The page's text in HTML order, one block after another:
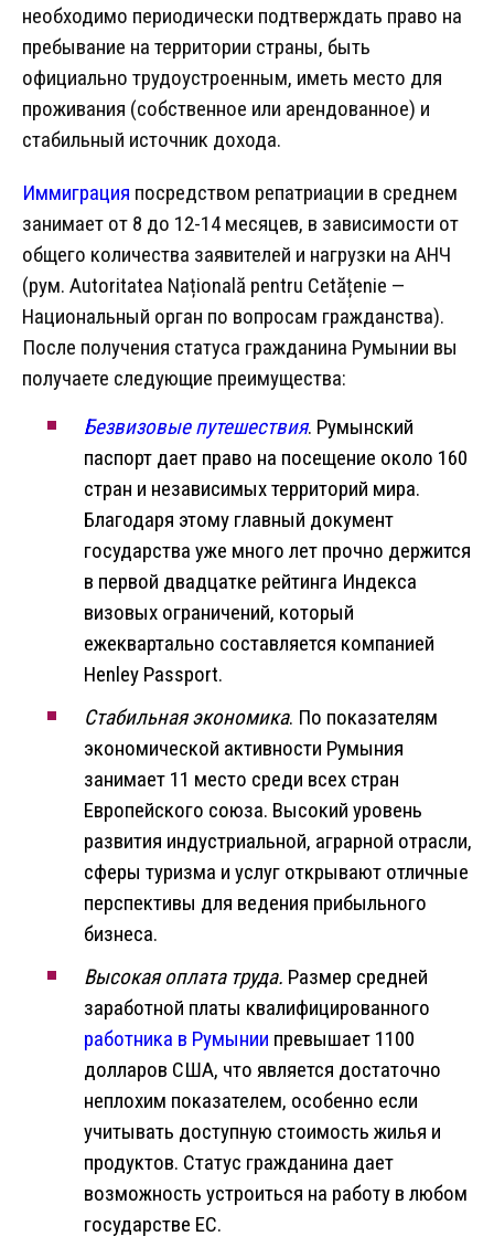
необходимо периодически подтверждать право на
пребывание на территории страны, быть
официально трудоустроенным, иметь место для
проживания (собственное или арендованное) и
стабильный источник дохода.
Иммиграция посредством репатриации в среднем
занимает от 8 до 12-14 месяцев, в зависимости от
общего количества заявителей и нагрузки на АНЧ
(рум. Autoritatea Națională pentru Cetățenie —
Национальный орган по вопросам гражданства).
После получения статуса гражданина Румынии вы
получаете следующие преимущества:
Безвизовые путешествия. Румынский
паспорт дает право на посещение около 160
стран и независимых территорий мира.
Благодаря этому главный документ
государства уже много лет прочно держится
в первой двадцатке рейтинга Индекса
визовых ограничений, который
ежеквартально составляется компанией
Henley Passport.
Стабильная экономика. По показателям
экономической активности Румыния
занимает 11 место среди всех стран
Европейского союза. Высокий уровень
развития индустриальной, аграрной отрасли,
сферы туризма и услуг открывают отличные
перспективы для ведения прибыльного
бизнеса.
Высокая оплата труда. Размер средней
заработной платы квалифицированного
работника в Румынии превышает 1100
долларов США, что является достаточно
неплохим показателем, особенно если
учитывать доступную стоимость жилья и
продуктов. Статус гражданина дает
возможность устроиться на работу в любом
государстве ЕС.